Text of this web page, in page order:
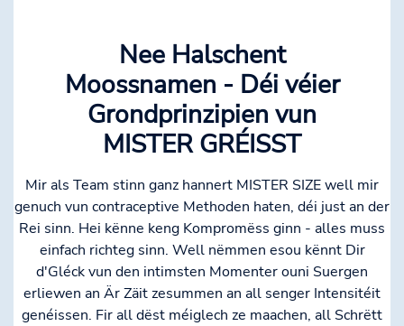
Nee Halschent
Moossnamen - Déi véier
Grondprinzipien vun
MISTER GRÉISST
Mir als Team stinn ganz hannert MISTER SIZE well mir
genuch vun contraceptive Methoden haten, déi just an der
Rei sinn. Hei kënne keng Kompromëss ginn - alles muss
einfach richteg sinn. Well nëmmen esou kënnt Dir
d'Gléck vun den intimsten Momenter ouni Suergen
erliewen an Är Zäit zesummen an all senger Intensitéit
genéissen. Fir all dëst méiglech ze maachen, all Schrëtt